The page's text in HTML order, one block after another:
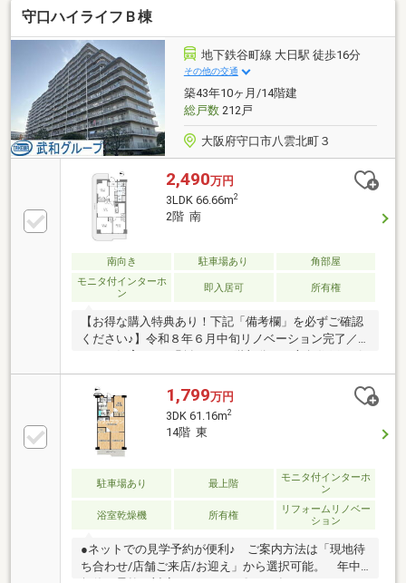
守口ハイライフＢ棟
地下鉄谷町線 大日駅 徒歩16分
その他の交通
築43年10ヶ月/14階建
総戸数212戸
大阪府守口市八雲北町３
2,490万円
3LDK 66.66m2
2階 南
南向き 駐車場あり
角部屋
モニタ付インターホ
ン
即入居可 所有権
【お得な購入特典あり！下記「備考欄」を必ずご確認
ください♪】令和８年６月中旬リノベーション完了／
き回しバルコニー／全棟総戸数６２０戸の大規模マン
ション♪
1,799万円
3DK 61.16m2
14階 東
駐車場あり 最上階
モニタ付インターホ
ン
浴室乾燥機 所有権
リフォームリノベー
ション
●ネットでの見学予約が便利♪ ご案内方法は「現地待
ち合わせ/店舗ご来店/お迎え」から選択可能。 年中